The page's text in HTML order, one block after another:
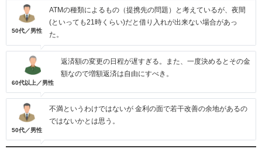
50代／男性
ATMの種類によるもの（提携先の問題）と考えているが、夜間
(といっても21時くらい)だと借り入れが出来ない場合があっ
た。
60代以上／男性
返済額の変更の日程が遅すぎる。また、一度決めるとその金
額なので増額返済は自由にすべき。
50代／男性
不満というわけではないが 金利の面で若干改善の余地があるの
ではないかとは思う。